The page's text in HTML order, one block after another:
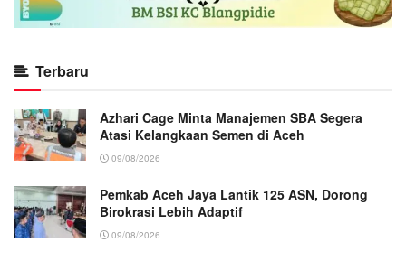
Terbaru
Azhari Cage Minta Manajemen SBA Segera
Atasi Kelangkaan Semen di Aceh
09/08/2026
Pemkab Aceh Jaya Lantik 125 ASN, Dorong
Birokrasi Lebih Adaptif
09/08/2026